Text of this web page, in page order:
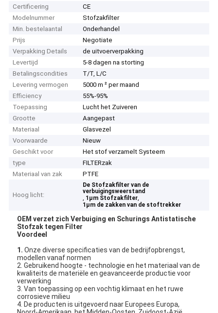
Certificering
CE
Modelnummer
Stofzakfilter
Min. bestelaantal
Onderhandel
Prijs
Negotiate
Verpakking Details
de uitvoerverpakking
Levertijd
5-8 dagen na storting
Betalingscondities
T/T, L/C
Levering vermogen
5000 m ² per maand
Efficiency
55%-95%
Toepassing
Lucht het Zuiveren
Grootte
Aangepast
Materiaal
Glasvezel
Voorwaarde
Nieuw
Geschikt voor
Het stof verzamelt Systeem
type
FILTERzak
Materiaal van zak
PTFE
Hoog licht:
De Stofzakfilter van de
verbuigingsweerstand
, 1µm Stofzakfilter,
1µm de zakken van de stoftrekker
OEM verzet zich Verbuiging en Schurings Antistatische
Stofzak tegen Filter
Voordeel
1.Onze diverse specificaties van de bedrijfopbrengst,
modellen vanaf normen
2. Gebruikend hoogte - technologie en het materiaal van de
kwaliteits de materiële en geavanceerde productie voor
verwerking
3. Van toepassing op een vochtig klimaat en het ruwe
corrosieve milieu
4. De producten is uitgevoerd naar Europees Europa,